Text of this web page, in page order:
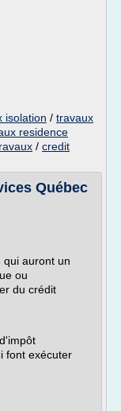
isolation / travaux
residence
/ credit
Québec
qui auront un
ou
du crédit
font exécuter